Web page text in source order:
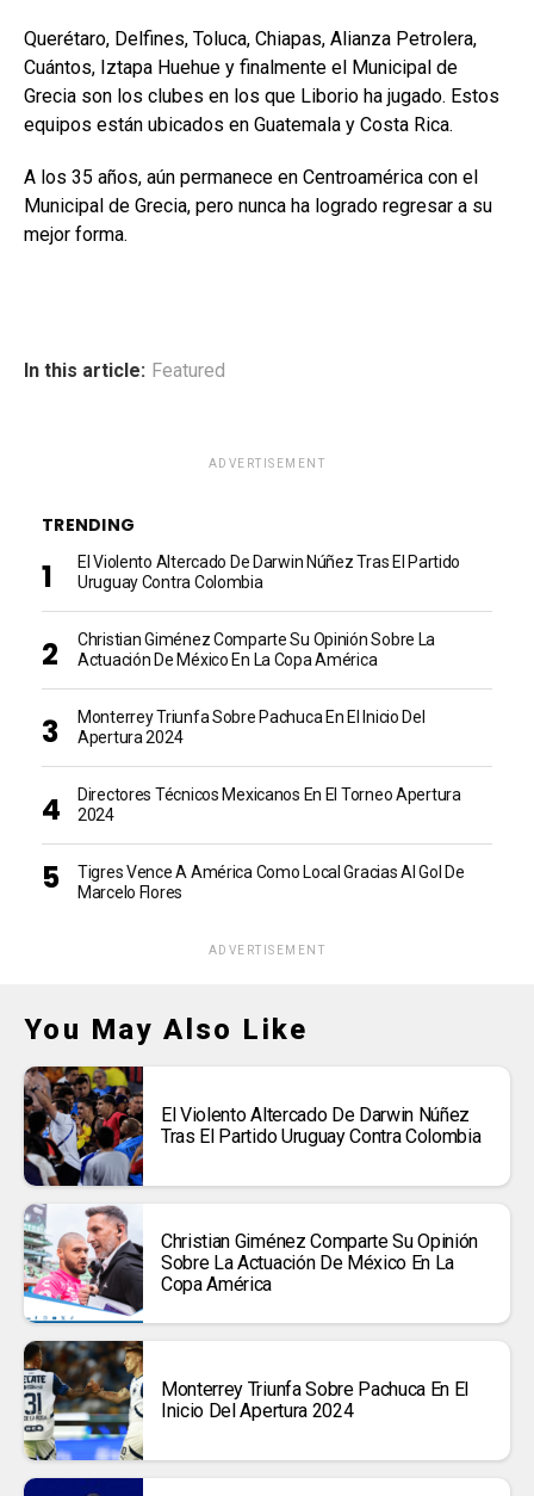
Querétaro, Delfines, Toluca, Chiapas, Alianza Petrolera,
Cuántos, Iztapa Huehue y finalmente el Municipal de
Grecia son los clubes en los que Liborio ha jugado. Estos
equipos están ubicados en Guatemala y Costa Rica.
A los 35 años, aún permanece en Centroamérica con el
Municipal de Grecia, pero nunca ha logrado regresar a su
mejor forma.
In this article: Featured
ADVERTISEMENT
TRENDING
El Violento Altercado De Darwin Núñez Tras El Partido
Uruguay Contra Colombia
Christian Giménez Comparte Su Opinión Sobre La
Actuación De México En La Copa América
Monterrey Triunfa Sobre Pachuca En El Inicio Del
Apertura 2024
Directores Técnicos Mexicanos En El Torneo Apertura
2024
Tigres Vence A América Como Local Gracias Al Gol De
Marcelo Flores
ADVERTISEMENT
You May Also Like
El Violento Altercado De Darwin Núñez
Tras El Partido Uruguay Contra Colombia
Christian Giménez Comparte Su Opinión
Sobre La Actuación De México En La
Copa América
Monterrey Triunfa Sobre Pachuca En El
Inicio Del Apertura 2024